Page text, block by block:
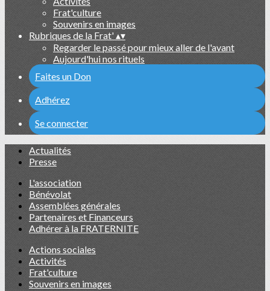
Frat'culture
Souvenirs en images
Rubriques de la Frat'▴▾
Regarder le passé pour mieux aller de l'avant
Aujourd'hui nos rituels
Faites un Don
Adhérez
Se connecter
Actualités
Presse
L'association
Bénévolat
Assemblées générales
Partenaires et Financeurs
Adhérer à la FRATERNITE
Actions sociales
Activités
Frat'culture
Souvenirs en images